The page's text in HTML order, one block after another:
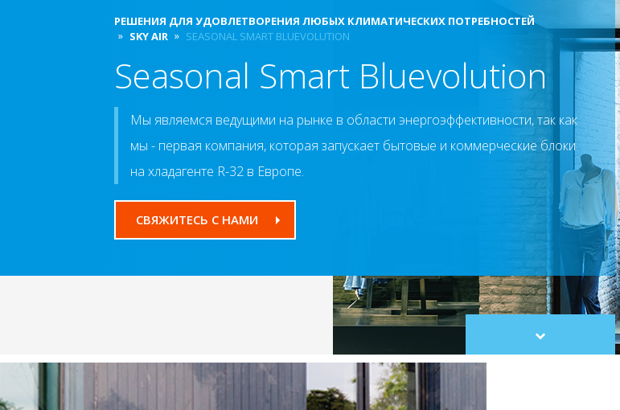
РЕШЕНИЯ ДЛЯ УДОВЛЕТВОРЕНИЯ ЛЮБЫХ КЛИМАТИЧЕСКИХ ПОТРЕБНОСТЕЙ
SKY AIR
SEASONAL SMART BLUEVOLUTION
Seasonal Smart Bluevolution
Мы являемся ведущими на рынке в области энергоэффективности, так как
мы - первая компания, которая запускает бытовые и коммерческие блоки
на хладагенте R-32 в Европе.
СВЯЖИТЕСЬ С НАМИ
Scroll
to